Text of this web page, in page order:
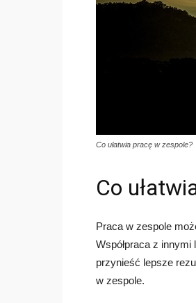
Co ułatwia pracę w zespole?
Co
Praca w zespole
Współpraca z
przynieść lepsze
w zespole.